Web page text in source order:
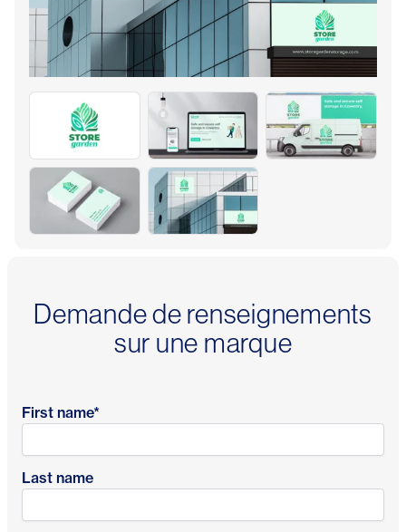
Demande de renseignements
sur une marque
First name*
Last name